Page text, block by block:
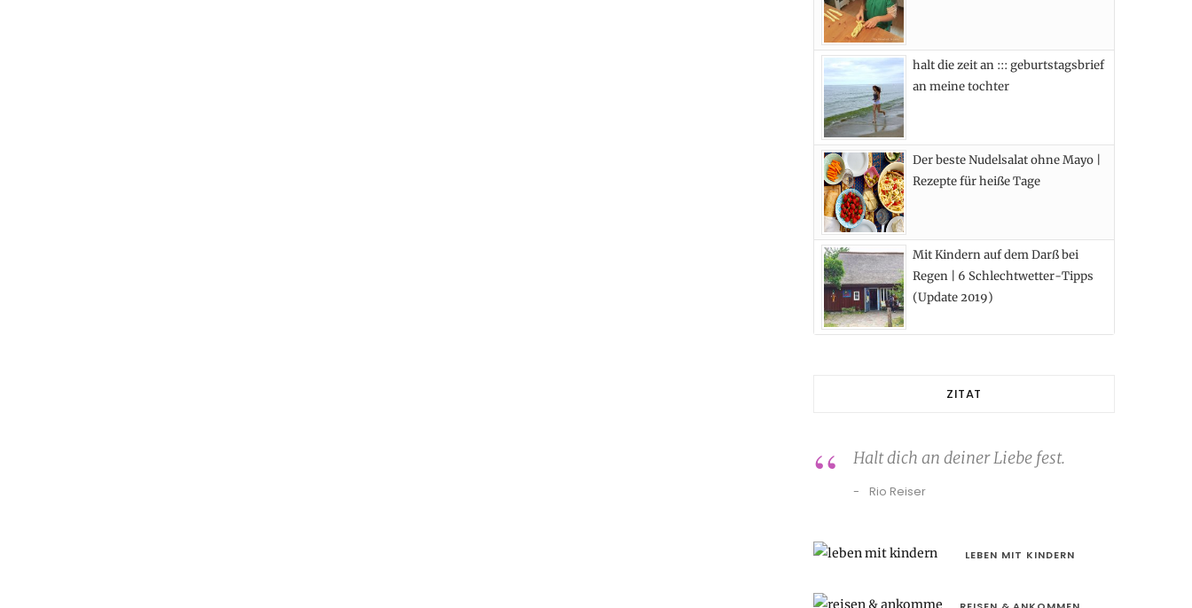
halt die zeit an ::: geburtstagsbrief
an meine tochter
Der beste Nudelsalat ohne Mayo |
Rezepte für heiße Tage
Mit Kindern auf dem Darß bei
Regen | 6 Schlechtwetter-Tipps
(Update 2019)
ZITAT
Halt dich an deiner Liebe fest.
Rio Reiser
LEBEN MIT KINDERN